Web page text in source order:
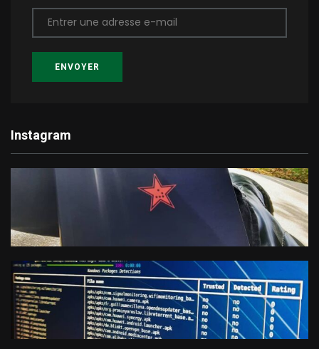
Entrer une adresse e-mail
ENVOYER
Instagram